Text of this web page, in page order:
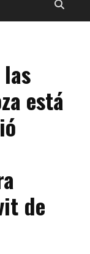
está
de